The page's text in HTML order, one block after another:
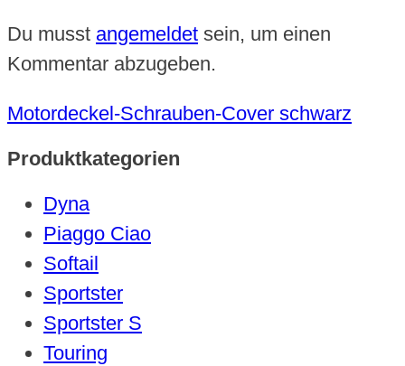
Du musst angemeldet sein, um einen
Kommentar abzugeben.
Motordeckel-Schrauben-Cover schwarz
Produktkategorien
Dyna
Piaggo Ciao
Softail
Sportster
Sportster S
Touring